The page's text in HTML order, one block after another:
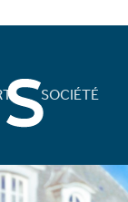
SOCIÉTÉ